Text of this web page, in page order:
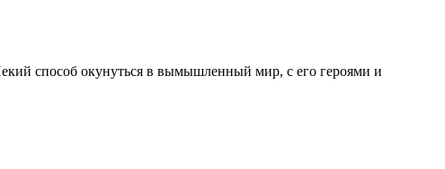
способ окунуться в вымышленный мир, с его героями и